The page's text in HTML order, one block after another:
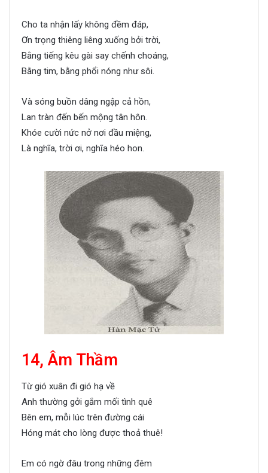
Cho ta nhận lấy không đềm đáp,
Ơn trọng thiêng liêng xuống bởi trời,
Bằng tiếng kêu gài say chếnh choáng,
Bằng tim, bằng phổi nóng như sôi.
Và sóng buồn dâng ngập cả hồn,
Lan tràn đến bến mộng tân hôn.
Khóe cười nức nở nơi đầu miệng,
Là nghĩa, trời ơi, nghĩa héo hon.
14, Âm Thầm
Từ gió xuân đi gió hạ về
Anh thường gởi gắm mối tình quê
Bên em, mỗi lúc trên đường cái
Hóng mát cho lòng được thoả thuê!
Em có ngờ đâu trong những đêm